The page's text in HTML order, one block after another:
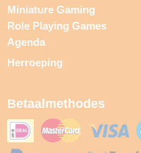
Miniature Gaming
Role Playing Games
Agenda
Herroeping
Betaalmethodes